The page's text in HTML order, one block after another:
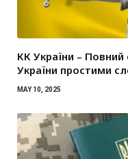
КК України –
України простими
MAY 10, 2025